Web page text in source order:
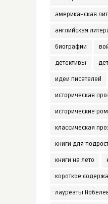
американская
английская
биографии
детективы
идеи писателей
историческая
исторические
классическая
книги для
книги на лето
короткое
лауреаты